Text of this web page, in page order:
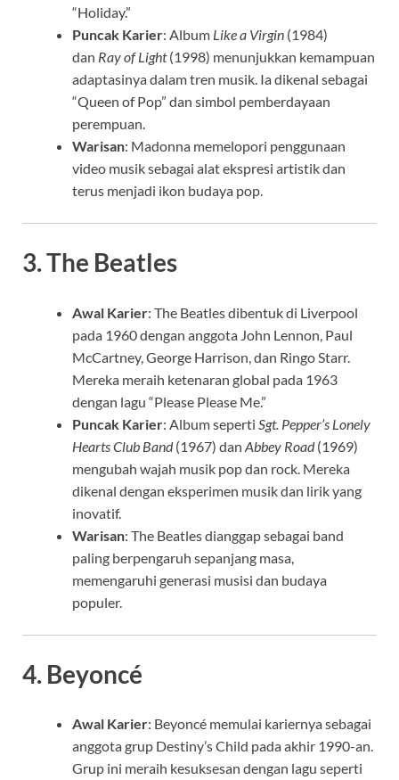
“Holiday.”
Puncak Karier: Album Like a Virgin (1984)
dan Ray of Light(1998) menunjukkan kemampuan
adaptasinya dalam tren musik. Ia dikenal sebagai
“Queen of Pop” dan simbol pemberdayaan
perempuan.
Warisan: Madonna memelopori penggunaan
video musik sebagai alat ekspresi artistik dan
terus menjadi ikon budaya pop.
3.The Beatles
Awal Karier: The Beatles dibentuk di Liverpool
pada 1960 dengan anggota John Lennon, Paul
McCartney, George Harrison, dan Ringo Starr.
Mereka meraih ketenaran global pada 1963
dengan lagu “Please Please Me.”
Puncak Karier: Album seperti Sgt. Pepper’s Lonely
Hearts Club Band(1967) dan Abbey Road(1969)
mengubah wajah musik pop dan rock. Mereka
dikenal dengan eksperimen musik dan lirik yang
inovatif.
Warisan: The Beatles dianggap sebagai band
paling berpengaruh sepanjang masa,
memengaruhi generasi musisi dan budaya
populer.
4. Beyoncé
Awal Karier: Beyoncé memulai kariernya sebagai
anggota grup Destiny’s Child pada akhir 1990-an.
Grup ini meraih kesuksesan dengan lagu seperti